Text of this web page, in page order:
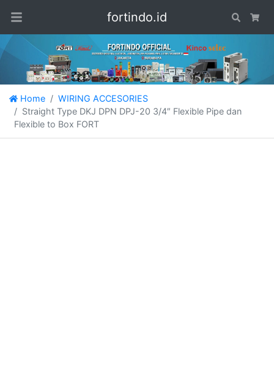
fortindo.id Search
Home
WIRING ACCESORIES
Straight Type DKJ DPN DPJ-20 3/4″ Flexible Pipe dan
Flexible to Box FORT